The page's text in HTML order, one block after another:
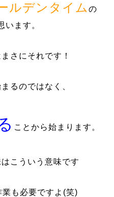
ルデンタイムの
います。
さにそれです！
るのではなく、
ことから始まります。
こういう意味です
も必要ですよ(笑)